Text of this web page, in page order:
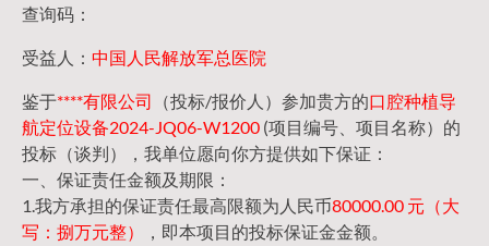
查询码：
受益人： 中国人民解放军总医院
鉴于****有限公司 （投标/报价人）参加贵方的口腔种植导
航定位设备2024-JQ06-W1200 (项目编号、项目名称）的
投标（谈判），我单位愿向你方提供如下保证：
一、保证责任金额及期限：
1.我方承担的保证责任最高限额为人民币80000.00 元（大
写：捌万元整）
，即本项目的投标保证金金额。